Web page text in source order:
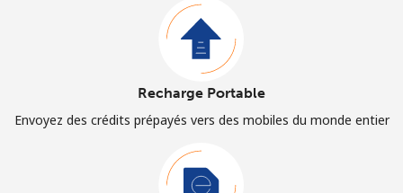
Recharge Portable
Envoyez des crédits prépayés vers des mobiles du monde entier